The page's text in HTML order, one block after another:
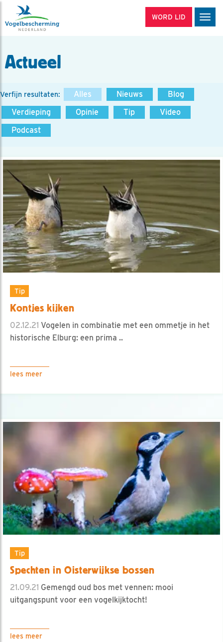
WORD LID
Actueel
Verfijn resultaten: Alles Nieuws
Blog
Verdieping
Opinie Tip
Video
Podcast
Tip
Kontjes kijken
02.12.21 Vogelen in combinatie met een ommetje in het
historische Elburg: een prima ..
lees meer
Tip
Spechten in Oisterwijkse bossen
21.09.21 Gemengd oud bos met vennen: mooi
uitgangspunt voor een vogelkijktocht!
lees meer